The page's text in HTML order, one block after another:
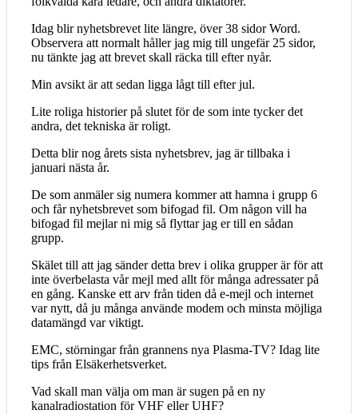
Idag blir nyhetsbrevet lite längre, över 38 sidor Word.
Observera att normalt håller jag mig till ungefär 25 sidor,
nu tänkte jag att brevet skall räcka till efter nyår.
Min avsikt är att sedan ligga lågt till efter jul.
Lite roliga historier på slutet för de som inte tycker det
andra, det tekniska är roligt.
Detta blir nog årets sista nyhetsbrev, jag är tillbaka i
januari nästa år.
De som anmäler sig numera kommer att hamna i grupp 6
och får nyhetsbrevet som bifogad fil. Om någon vill ha
bifogad fil mejlar ni mig så flyttar jag er till en sådan
grupp.
Skälet till att jag sänder detta brev i olika grupper är för att
inte överbelasta vår mejl med allt för många adressater på
en gång. Kanske ett arv från tiden då e-mejl och internet
var nytt, då ju många använde modem och minsta möjliga
datamängd var viktigt.
EMC, störningar från grannens nya Plasma-TV? Idag lite
tips från Elsäkerhetsverket.
Vad skall man välja om man är sugen på en ny
kanalradiostation för VHF eller UHF?